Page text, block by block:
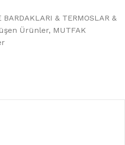
BARDAKLARI & TERMOSLAR &
Ürünler, MUTFAK